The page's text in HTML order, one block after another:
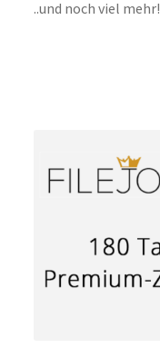
..und noch viel mehr!